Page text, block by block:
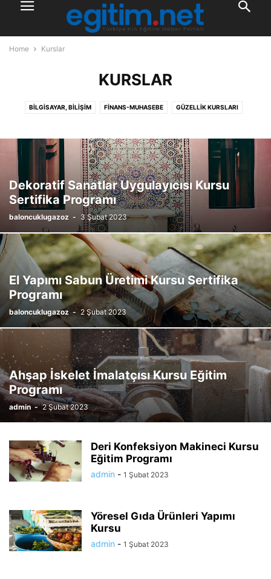
Home Kurslar
KURSLAR
BILGISAYAR, BILIŞIM FINANS-MUHASEBE GÜZELLIK KURSLARI
MESLEK EDINDIRME PAZARLAMA, GIRIŞIMCILIK PSIKOLOJI
SAĞLIK KURSLARI SANAT, SPOR, HOBI SINAVA HAZIRLIK KURSLARI
TEHLIKELI VE ÇOK TEHLIKELI İŞLER KURSU YABANCI DIL
Dekoratif Sanatlar Uygulayıcısı Kursu
Sertifika Programı
baloncuklugazoz - 3 Şubat 2023
El Yapımı Sabun Üretimi Kursu Sertifika
Programı
baloncuklugazoz - 2 Şubat 2023
Ahşap İskelet İmalatçısı Kursu Eğitim
Programı
admin - 2 Şubat 2023
Deri Konfeksiyon Makineci Kursu
Eğitim Programı
admin - 1 Şubat 2023
Yöresel Gıda Ürünleri Yapımı
Kursu
admin - 1 Şubat 2023